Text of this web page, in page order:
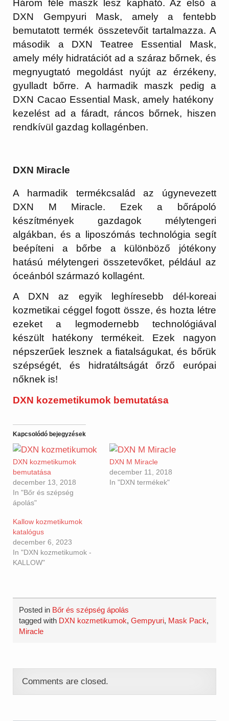
Három féle maszk lesz kapható. Az első a
DXN Gempyuri Mask, amely a fentebb
bemutatott termék összetevőit tartalmazza. A
második a DXN Teatree Essential Mask,
amely mély hidratációt ad a száraz bőrnek, és
megnyugtató megoldást nyújt az érzékeny,
gyulladt bőrre. A harmadik maszk pedig a
DXN Cacao Essential Mask, amely hatékony
kezelést ad a fáradt, ráncos bőrnek, hiszen
rendkívül gazdag kollagénben.
DXN Miracle
A harmadik termékcsalád az úgynevezett
DXN M Miracle. Ezek a bőrápoló
készítmények gazdagok mélytengeri
algákban, és a liposzómás technológia segít
beépíteni a bőrbe a különböző jótékony
hatású mélytengeri összetevőket, például az
óceánból származó kollagént.
A DXN az egyik leghíresebb dél-koreai
kozmetikai céggel fogott össze, és hozta létre
ezeket a legmodernebb technológiával
készült hatékony termékeit. Ezek nagyon
népszerűek lesznek a fiatalságukat, és bőrük
szépségét, és hidratáltságát őrző európai
nőknek is!
DXN kozemetikumok bemutatása
Kapcsolódó bejegyzések
DXN kozmetikumok
bemutatása
december 13, 2018
In "Bőr és szépség
ápolás"
DXN M Miracle
december 11, 2018
In "DXN termékek"
Kallow kozmetikumok
katalógus
december 6, 2023
In "DXN kozmetikumok -
KALLOW"
Posted in Bőr és szépség ápolás
tagged with DXN kozmetikumok,Gempyuri, Mask Pack,
Miracle
Comments are closed.